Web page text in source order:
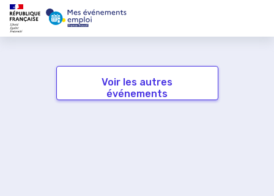
Voir les autres
événements